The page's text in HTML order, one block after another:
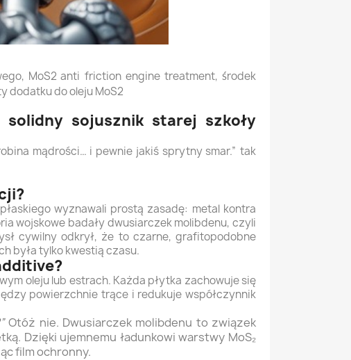
MoS2 anti friction engine treatment,Środek
dodatku do oleju MoS2
sojusznik starej szkoły
mądrości… i pewnie jakiś sprytny smar.” tak
wyznawali prostą zasadę: metal kontra
wojskowe badały dwusiarczek molibdenu, czyli
cywilny odkrył, że to czarne, grafitopodobne
była tylko kwestią czasu.
oleju lub estrach. Każda płytka zachowuje się
powierzchnie trące i redukuje współczynnik
Otóż nie. Dwusiarczek molibdenu to związek
Dzięki ujemnemu ładunkowi warstwy MoS₂
film ochronny.